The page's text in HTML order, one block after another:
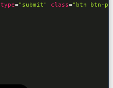
type="submit" class="btn btn-